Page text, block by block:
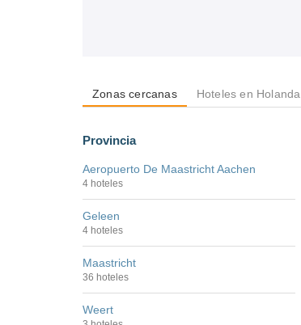
Zonas cercanas Hoteles en Holanda
Provincia
Aeropuerto De Maastricht Aachen
4 hoteles
Geleen
4 hoteles
Maastricht
36 hoteles
Weert